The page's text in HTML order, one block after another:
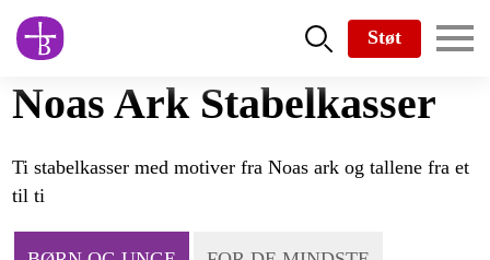
Skip
content
Støt
Noas Ark Stabelkasser
Ti stabelkasser med motiver fra Noas ark og tallene fra et
til ti